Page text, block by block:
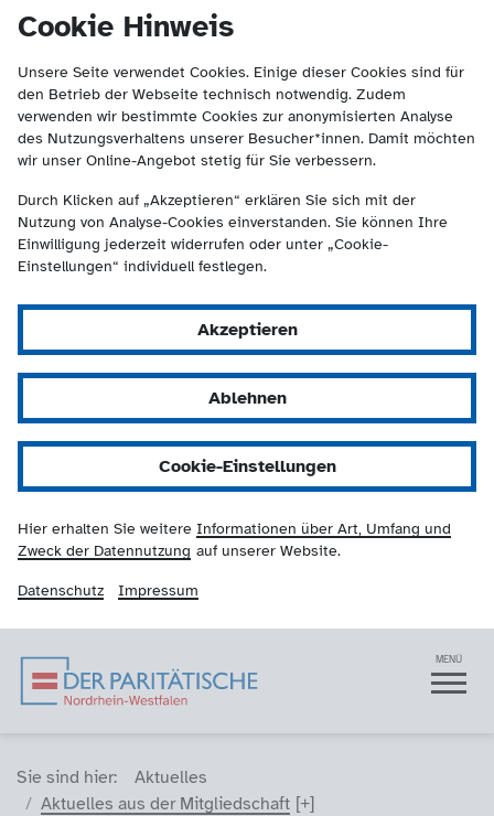
Cookie Hinweis
Unsere Seite verwendet Cookies. Einige dieser Cookies sind für
den Betrieb der Webseite technisch notwendig. Zudem
verwenden wir bestimmte Cookies zur anonymisierten Analyse
des Nutzungsverhaltens unserer Besucher*innen. Damit möchten
wir unser Online-Angebot stetig für Sie verbessern.
Durch Klicken auf „Akzeptieren“ erklären Sie sich mit der
Nutzung von Analyse-Cookies einverstanden. Sie können Ihre
Einwilligung jederzeit widerrufen oder unter „Cookie-
Einstellungen“ individuell festlegen.
Akzeptieren
Ablehnen
Cookie-Einstellungen
Hier erhalten Sie weitere Informationen über Art, Umfang und
Zweck der Datennutzung auf unserer Website.
Datenschutz Impressum
Der Paritätische NRW
springen
(Kontakt und Suche) springen.
Navigation MENÜ
Sie sind hier (Breadcrumb)
Sie sind hier:
Aktuelles
Aktuelles aus der Mitgliedschaft